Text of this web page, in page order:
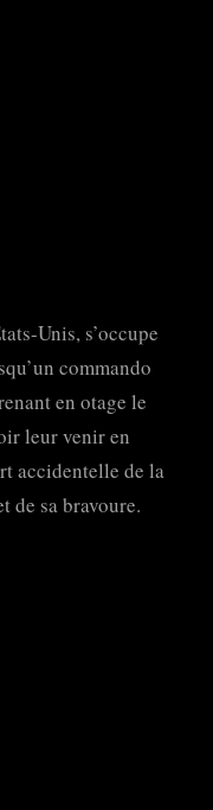
Unis, s’occupe
commando
en otage le
leur venir en
accidentelle de la
de sa bravoure.